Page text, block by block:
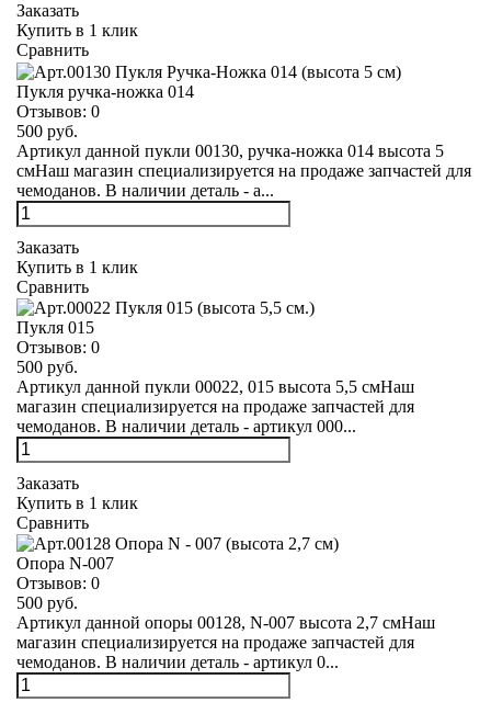
Заказать
Купить в 1 клик
Сравнить
Пукля ручка-ножка 014
Отзывов: 0
500 руб.
Артикул данной пукли 00130, ручка-ножка 014 высота 5
смНаш магазин специализируется на продаже запчастей для
чемоданов. В наличии деталь - а...
Заказать
Купить в 1 клик
Сравнить
Пукля 015
Отзывов: 0
500 руб.
Артикул данной пукли 00022, 015 высота 5,5 смНаш
магазин специализируется на продаже запчастей для
чемоданов. В наличии деталь - артикул 000...
Заказать
Купить в 1 клик
Сравнить
Опора N-007
Отзывов: 0
500 руб.
Артикул данной опоры 00128, N-007 высота 2,7 смНаш
магазин специализируется на продаже запчастей для
чемоданов. В наличии деталь - артикул 0...